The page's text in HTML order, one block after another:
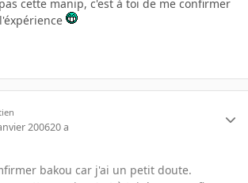
cette manip, c'est à toi de me confirmer
200620 a
bakou car j'ai un petit doute.